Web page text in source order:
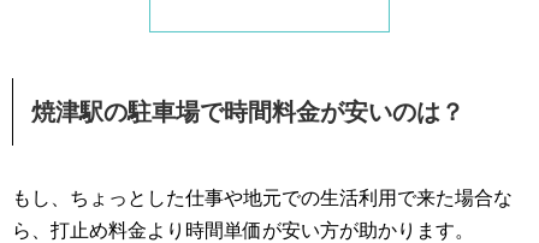
焼津駅の駐車場で時間料金が安いのは？
もし、ちょっとした仕事や地元での生活利用で来た場合な
ら、打止め料金より時間単価が安い方が助かります。